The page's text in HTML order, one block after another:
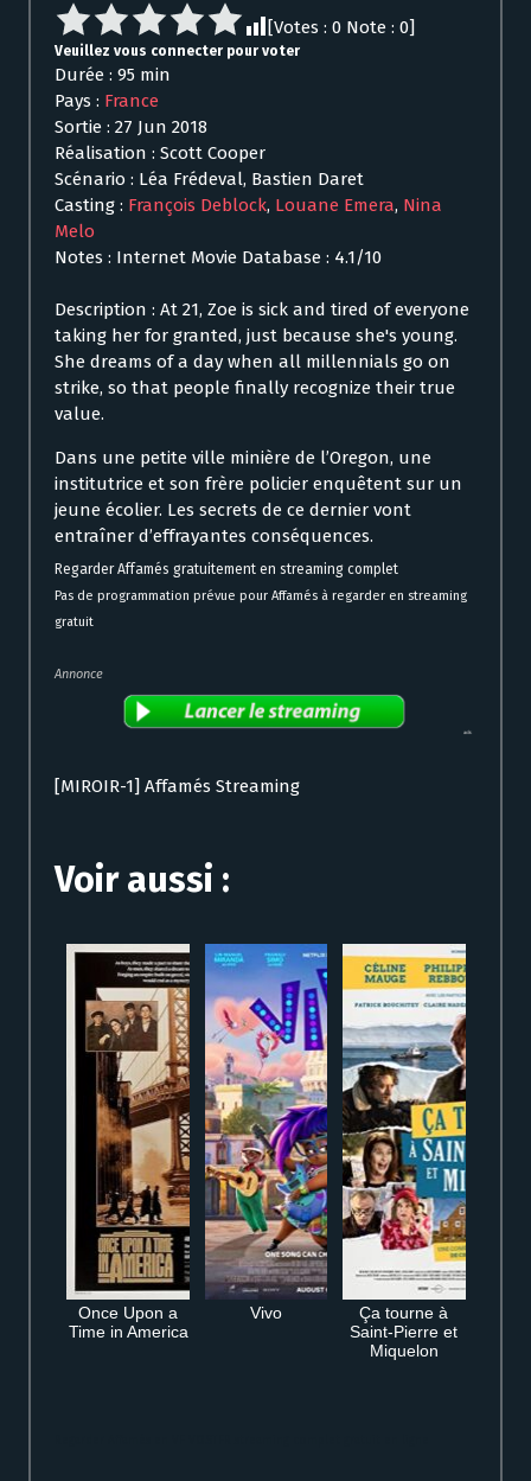
[Votes : 0 Note : 0]
Veuillez vous connecter pour voter
Durée : 95 min
Pays : France
Sortie : 27 Jun 2018
Réalisation : Scott Cooper
Scénario : Léa Frédeval, Bastien Daret
Casting : François Deblock, Louane Emera, Nina
Melo
Notes : Internet Movie Database : 4.1/10
Description : At 21, Zoe is sick and tired of everyone
taking her for granted, just because she's young.
She dreams of a day when all millennials go on
strike, so that people finally recognize their true
value.
Dans une petite ville minière de l’Oregon, une
institutrice et son frère policier enquêtent sur un
jeune écolier. Les secrets de ce dernier vont
entraîner d’effrayantes conséquences.
Regarder Affamés gratuitement en streaming complet
Pas de programmation prévue pour Affamés à regarder en streaming
gratuit
Annonce
[MIROIR-1] Affamés Streaming
Voir aussi :
Once Upon a
Time in America
Vivo
Ça tourne à
Saint-Pierre et
Miquelon